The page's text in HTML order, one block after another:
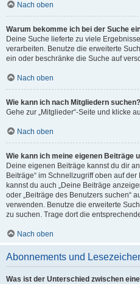
Nach oben
Warum bekomme ich bei der Suche
Deine Suche lieferte zu viele
verarbeiten. Benutze die erweiterte
ein oder beschränke die Suche auf
Nach oben
Wie kann ich nach Mitgliedern suchen?
Gehe zur „Mitglieder“-Seite und klicke
Nach oben
Wie kann ich meine eigenen Beiträge
Deine eigenen Beiträge kannst du dir
Beiträge“ im Schnellzugriff oben auf
kannst du auch „Deine Beiträge
oder „Beiträge des Benutzers suchen“
verwenden. Benutze die erweiterte
zu suchen. Trage dort die
Nach oben
Abonnements und
Was ist der Unterschied zwischen